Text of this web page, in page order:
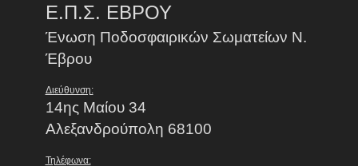
Ε.Π.Σ. ΕΒΡΟΥ
Ένωση Ποδοσφαιρικών Σωματείων Ν.
Έβρου
Διεύθυνση:
14ης Μαίου 34
Αλεξανδρούπολη 68100
Τηλέφωνα: